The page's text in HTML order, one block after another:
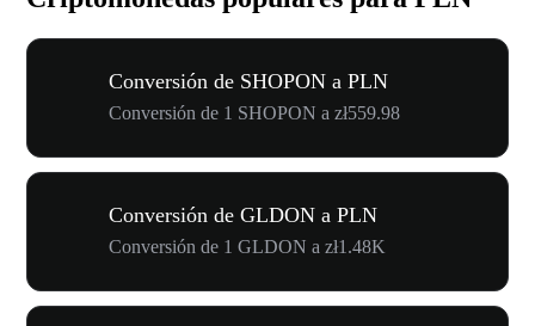
Conversión de SHOPON a PLN
Conversión de 1 SHOPON a zł559.98
Conversión de GLDON a PLN
Conversión de 1 GLDON a zł1.48K